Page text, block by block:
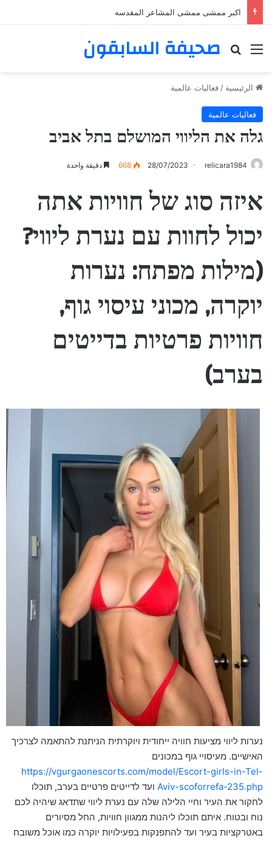
اكبر ممشى ممشى المشاعر المقدسه
صحيفة السابقون القائمة بحث عن
الرئيسية / فعاليات عالمية
فعاليات عالمية
גלה את הליווי המושלם בתל אביב
relicara1984
28/07/2023
668 دقيقة واحدة
איזה סוג של חוויות אתה
יכול לחוות עם נערת ליווי?
(מילות מפתח: נערות
יוקרה, מכוני עיסוי גוף,
חוויות פרטיות בדייטים
בערב)
נערות ליווי מציעות חוויה ייחודית ויוקרתית הניתנת להתאמה לצרכיך
האישיים. מעיסויי גוף במכונים
https://vgurgaonescorts.com/model/Escort-girls-in-Tel-
Aviv-scoforrefa-235.php ועד לדייטים פרטיים בערב, תוכלו
לחקור את העיר וחיי הלילה שלה עם נערת ליווי שתדאג שיהיה לכם
נוח ובטוח. איתם תוכלו ליהנות ממגוון חוויות, החל מסיורים
באטרקציות בעיר ועד להתפנקות בפעילויות יוקרה כמו אוכל משובח